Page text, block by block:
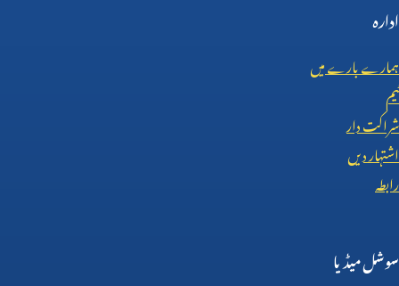
ادارہ
ہمارے بارے میں
ٹیم
شراکت دار
اشتہار دیں
رابطہ
سوشل میڈیا